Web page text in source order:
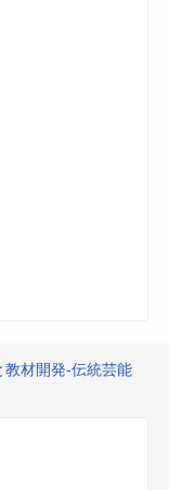
教材開発-伝統芸能